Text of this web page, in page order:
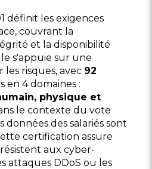
définit les exigences
couvrant la
et la disponibilité
s'appuie sur une
les risques, avec 92
en 4 domaines :
physique et
le contexte du vote
des salariés sont
certification assure
aux cyber-
attaques DDoS ou les